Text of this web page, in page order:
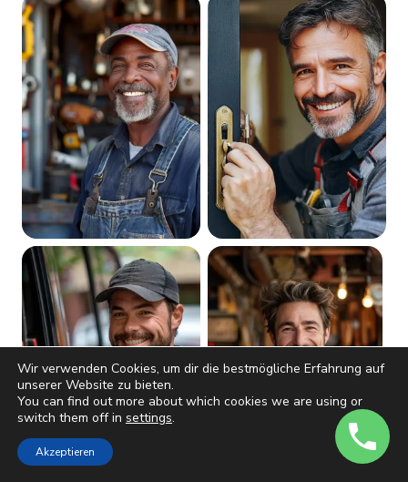
Wir verwenden Cookies, um dir die bestmögliche Erfahrung auf
unserer Website zu bieten.
You can find out more about which cookies we are using or
switch them off in settings.
Akzeptieren